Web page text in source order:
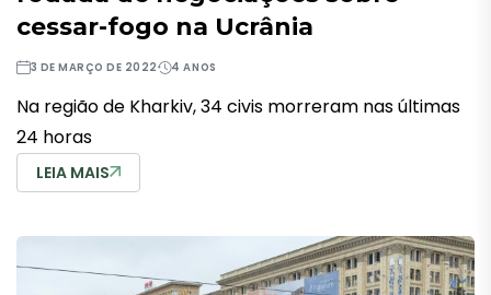
cessar-fogo na Ucrânia
3 DE MARÇO DE 2022 4 ANOS
Na região de Kharkiv, 34 civis morreram nas últimas
24 horas
LEIA MAIS